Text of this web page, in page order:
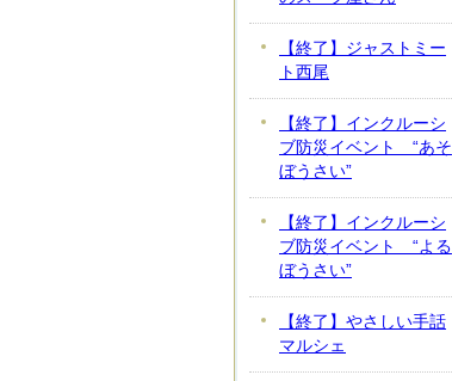
【終了】ジャストミー
ト西尾
【終了】インクルーシ
ブ防災イベント “あそ
ぼうさい”
【終了】インクルーシ
ブ防災イベント “よる
ぼうさい”
【終了】やさしい手話
マルシェ